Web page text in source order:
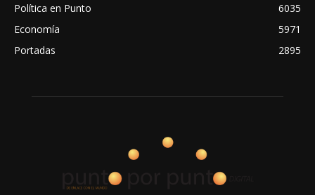
Política en Punto
6035
Economía
5971
Portadas
2895